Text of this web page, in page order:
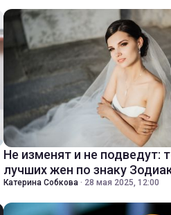
Не изменят и не подведут:
лучших жен по знаку
Катерина Собкова · 28 мая 2025, 12:00